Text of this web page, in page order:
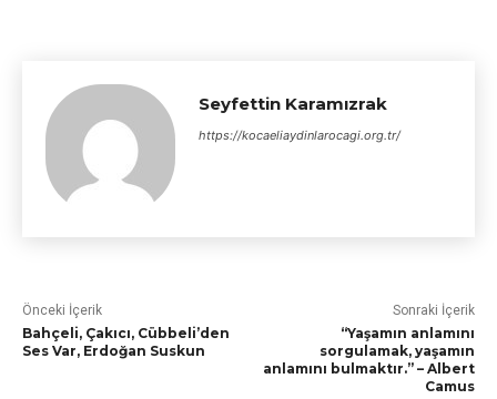
Seyfettin Karamızrak
https://kocaeliaydinlarocagi.org.tr/
Önceki İçerik
Bahçeli, Çakıcı, Cübbeli’den
Ses Var, Erdoğan Suskun
Sonraki İçerik
“Yaşamın anlamını
sorgulamak, yaşamın
anlamını bulmaktır.” – Albert
Camus